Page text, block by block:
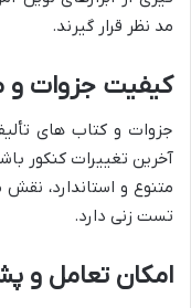
مد نظر قرار گیرند.
کیفیت جزوات و
جزوات و کتاب های
آخرین تغییرات کنکور
متنوع و استاندارد،
تست زنی دارد.
امکان تعامل و